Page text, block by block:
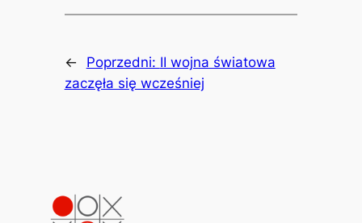
← Poprzedni: II wojna światowa
zaczęła się wcześniej